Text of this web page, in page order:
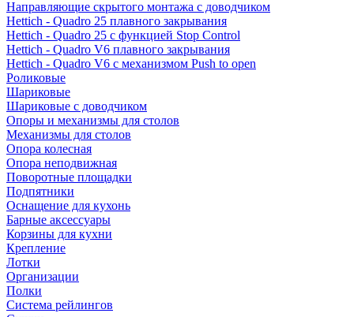
Направляющие скрытого монтажа с доводчиком
Hettich - Quadro 25 плавного закрывания
Hettich - Quadro 25 с функцией Stop Control
Hettich - Quadro V6 плавного закрывания
Hettich - Quadro V6 с механизмом Push to open
Роликовые
Шариковые
Шариковые с доводчиком
Опоры и механизмы для столов
Механизмы для столов
Опора колесная
Опора неподвижная
Поворотные площадки
Подпятники
Оснащение для кухонь
Барные аксессуары
Корзины для кухни
Крепление
Лотки
Организации
Полки
Система рейлингов